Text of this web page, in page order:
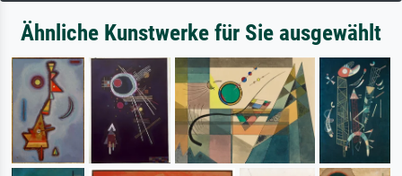
Ähnliche Kunstwerke für Sie ausgewählt